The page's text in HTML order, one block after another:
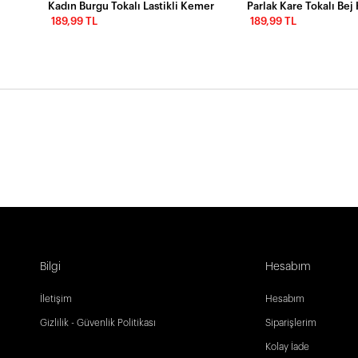
Kadın Burgu Tokalı Lastikli Kemer
189,99 TL
189,99 TL
Bilgi
İletişim
Gizlilik - Güvenlik Politikası
Hesabım
Hesabım
Siparişlerim
Kolay İade